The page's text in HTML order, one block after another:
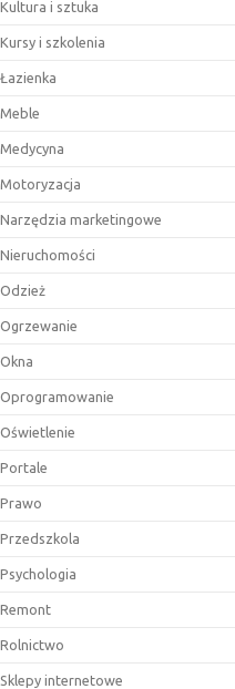
Kultura i sztuka
Kursy i szkolenia
Łazienka
Meble
Medycyna
Motoryzacja
Narzędzia marketingowe
Nieruchomości
Odzież
Ogrzewanie
Okna
Oprogramowanie
Oświetlenie
Portale
Prawo
Przedszkola
Psychologia
Remont
Rolnictwo
Sklepy internetowe